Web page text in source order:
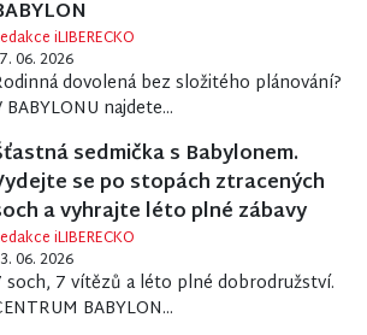
iLIBERECKO
06. 2026
dovolená bez složitého plánování?
BABYLONU najdete...
sedmička s Babylonem.
se po stopách ztracených
a vyhrajte léto plné zábavy
iLIBERECKO
06. 2026
soch, 7 vítězů a léto plné dobrodružství.
BABYLON...